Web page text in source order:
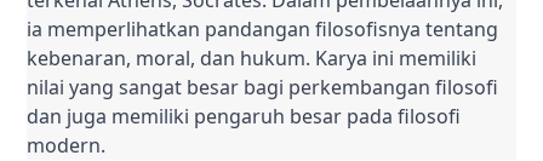
ia memperlihatkan pandangan filosofisnya tentang
kebenaran, moral, dan hukum. Karya ini memiliki
nilai yang sangat besar bagi perkembangan filosofi
dan juga memiliki pengaruh besar pada filosofi
modern.